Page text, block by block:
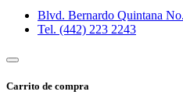
Blvd. Bernardo Quintana
Tel. (442) 223 2243
Carrito de compra